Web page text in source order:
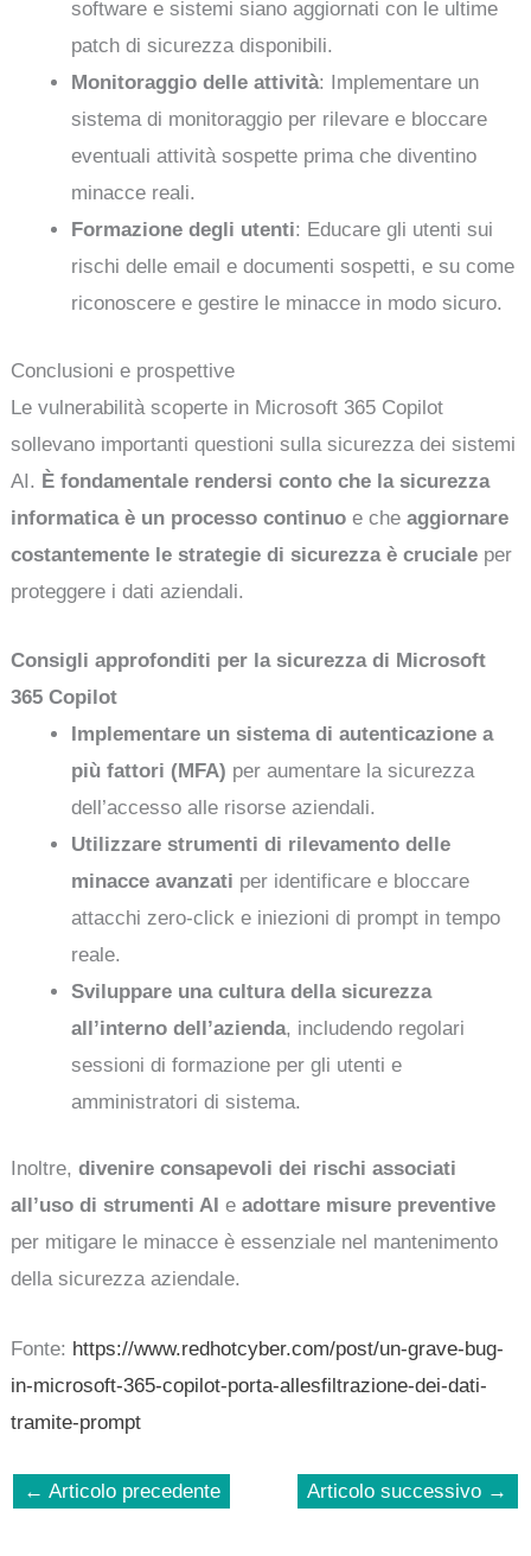
software e sistemi siano aggiornati con le ultime
patch di sicurezza disponibili.
Monitoraggio delle attività: Implementare un
sistema di monitoraggio per rilevare e bloccare
eventuali attività sospette prima che diventino
minacce reali.
Formazione degli utenti: Educare gli utenti sui
rischi delle email e documenti sospetti, e su come
riconoscere e gestire le minacce in modo sicuro.
Conclusioni e prospettive
Le vulnerabilità scoperte in Microsoft 365 Copilot
sollevano importanti questioni sulla sicurezza dei sistemi
AI. È fondamentale rendersi conto che la sicurezza
informatica è un processo continuo e cheaggiornare
costantemente le strategie di sicurezza è cruciale per
proteggere i dati aziendali.
Consigli approfonditi per la sicurezza di Microsoft
365 Copilot
Implementare un sistema di autenticazione a
più fattori (MFA) per aumentare la sicurezza
dell’accesso alle risorse aziendali.
Utilizzare strumenti di rilevamento delle
minacce avanzati per identificare e bloccare
attacchi zero-click e iniezioni di prompt in tempo
reale.
Sviluppare una cultura della sicurezza
all’interno dell’azienda, includendo regolari
sessioni di formazione per gli utenti e
amministratori di sistema.
Inoltre,divenire consapevoli dei rischi associati
all’uso di strumenti AI eadottare misure preventive
per mitigare le minacce è essenziale nel mantenimento
della sicurezza aziendale.
Fonte: https://www.redhotcyber.com/post/un-grave-bug-
in-microsoft-365-copilot-porta-allesfiltrazione-dei-dati-
tramite-prompt
← Articolo precedente Articolo successivo →